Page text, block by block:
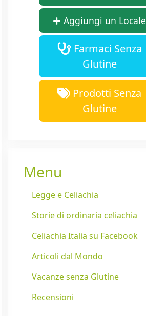
Aggiungi un Locale
Farmaci Senza
Glutine
Prodotti Senza
Glutine
Menu
Legge e Celiachia
Storie di ordinaria celiachia
Celiachia Italia su Facebook
Articoli dal Mondo
Vacanze senza Glutine
Recensioni